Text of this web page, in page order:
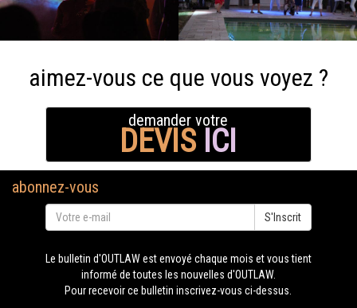
aimez-vous ce que vous voyez ?
demander votre
DEVIS ICI
abonnez-vous
S'Inscrit
Le bulletin d'OUTLAW est envoyé chaque mois et vous tient
informé de toutes les nouvelles d'OUTLAW.
Pour recevoir ce bulletin inscrivez-vous ci-dessus.